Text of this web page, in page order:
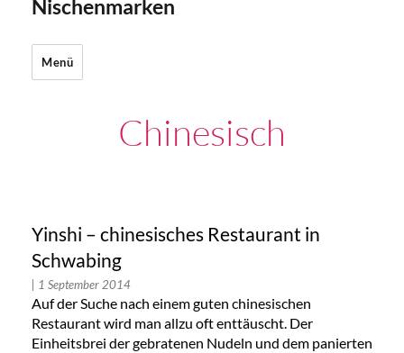
Nischenmarken
Menü
Chinesisch
Yinshi – chinesisches Restaurant in
Schwabing
| 1 September 2014
Auf der Suche nach einem guten chinesischen
Restaurant wird man allzu oft enttäuscht. Der
Einheitsbrei der gebratenen Nudeln und dem panierten